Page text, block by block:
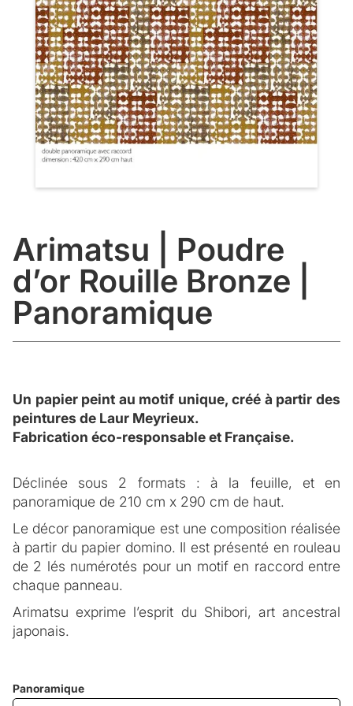
Arimatsu | Poudre
d’or Rouille Bronze |
Panoramique
Un papier peint au motif unique, créé à partir des
peintures de Laur Meyrieux.
Fabrication éco-responsable et Française.
Déclinée sous 2 formats : à la feuille, et en
panoramique de 210 cm x 290 cm de haut.
Le décor panoramique est une composition réalisée
à partir du papier domino. Il est présenté en rouleau
de 2 lés numérotés pour un motif en raccord entre
chaque panneau.
Arimatsu exprime l’esprit du Shibori, art ancestral
japonais.
Panoramique
FICHE TECHNIQUE
Un papier peint intissé de qualité ; une finition des
couleurs mate et veloutée.
DESCRIPTION
Inspiration
De son expérience de vie au Japon, Laur s’est
imprégnée de la sensibilité Japonaise aux
matériaux vivants, et s’inspire de la technique
traditionnelle ancestrale de teinture ‘Shibori’ pour sa
Laur s’inscrit dans l’histoire et la tradition du papier
artistique sans limite : la matière se froisse, vibre ;
VOS PROJETS
POSE ET ENTRETIEN
La pose du papier peint
Bien que le papier peint intissé soit facile à coller,
nous vous conseillons de faire appel à un peintre
poseur spécialisé.